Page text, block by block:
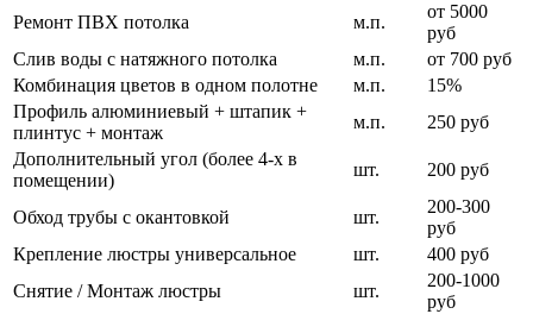
Ремонт ПВХ потолка
м.п.
от 5000
руб
Слив воды с натяжного потолка
м.п.
от 700 руб
Комбинация цветов в одном полотне
м.п.
15%
Профиль алюминиевый + штапик +
плинтус + монтаж
м.п.
250 руб
Дополнительный угол (более 4-х в
помещении)
шт. 200 руб
Обход трубы с окантовкой шт.
200-300
руб
Крепление люстры универсальное
шт.
400 руб
Снятие / Монтаж люстры
шт.
200-1000
руб